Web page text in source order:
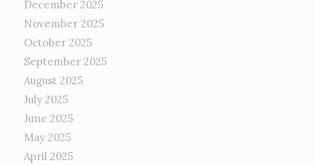
December 2025
November 2025
October 2025
September 2025
August 2025
July 2025
June 2025
May 2025
April 2025